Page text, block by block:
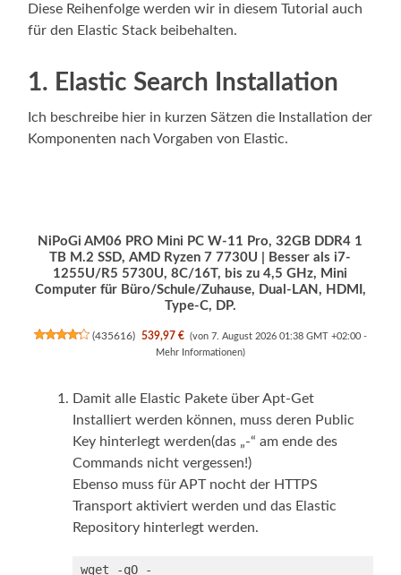
Diese Reihenfolge werden wir in diesem Tutorial auch
für den Elastic Stack beibehalten.
1. Elastic Search Installation
Ich beschreibe hier in kurzen Sätzen die Installation der
Komponenten nach Vorgaben von Elastic.
NiPoGi AM06 PRO Mini PC W-11 Pro, 32GB DDR4 1
TB M.2 SSD, АMD Ryzen 7 7730U | Besser als i7-
1255U/R5 5730U, 8C/16T, bis zu 4,5 GHz, Mini
Computer für Büro/Schule/Zuhause, Dual-LAN, HDMI,
Type-C, DP.
(435616) 539,97 € (von 7. August 2026 01:38 GMT +02:00 -
Mehr Informationen)
Damit alle Elastic Pakete über Apt-Get
Installiert werden können, muss deren Public
Key hinterlegt werden(das „-“ am ende des
Commands nicht vergessen!)
Ebenso muss für APT nocht der HTTPS
Transport aktiviert werden und das Elastic
Repository hinterlegt werden.
wget -qO -